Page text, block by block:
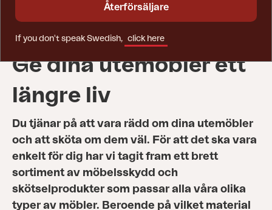
Ge dina utemöbler ett
längre liv
Du tjänar på att vara rädd om dina utemöbler
och att sköta om dem väl. För att det ska vara
enkelt för dig har vi tagit fram ett brett
sortiment av möbelsskydd och
skötselprodukter som passar alla våra olika
typer av möbler. Beroende på vilket material
Återförsäljare
If you don't speak Swedish, click here